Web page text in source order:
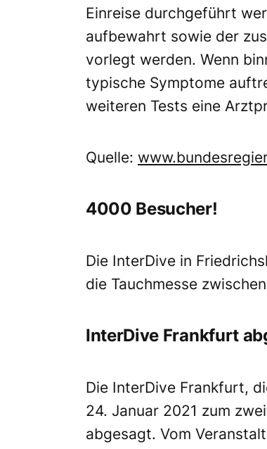
Einreise durchgeführt
aufbewahrt sowie der
vorlegt werden. Wenn
typische Symptome
weiteren Tests eine
Quelle:
4000 Besucher!
Die InterDive in
die Tauchmesse
InterDive Frankfurt
Die InterDive Frankfurt,
24. Januar 2021 zum
abgesagt. Vom